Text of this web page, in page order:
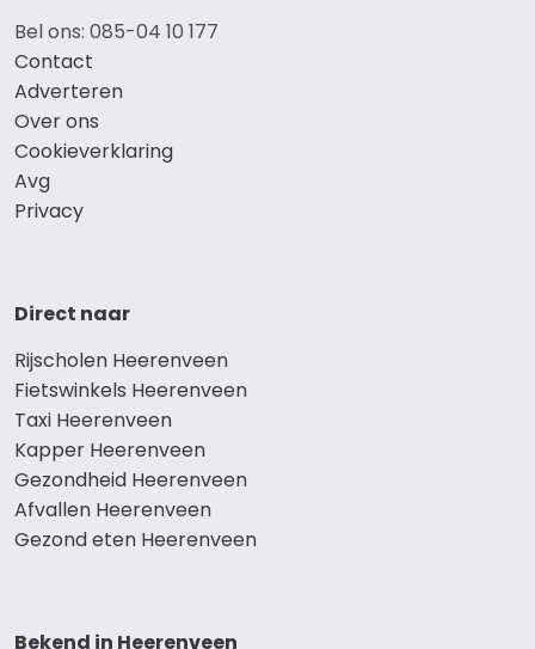
Bel ons: 085-04 10 177
Contact
Adverteren
Over ons
Cookieverklaring
Avg
Privacy
Direct naar
Rijscholen Heerenveen
Fietswinkels Heerenveen
Taxi Heerenveen
Kapper Heerenveen
Gezondheid Heerenveen
Afvallen Heerenveen
Gezond eten Heerenveen
Bekend in Heerenveen